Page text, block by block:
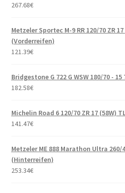
267.68€
Metzeler Sportec M-9 RR 120/70 ZR
(Vorderreifen)
121.39€
Bridgestone G 722 G WSW 180/70 -
182.58€
Michelin Road 6 120/70 ZR 17 (58W)
141.47€
Metzeler ME 888 Marathon Ultra 260/
(Hinterreifen)
253.34€